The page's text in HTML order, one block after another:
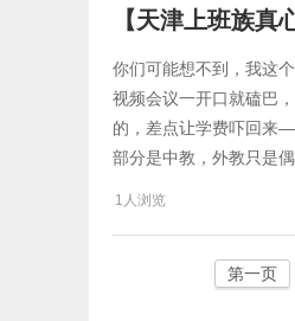
【天津上班族真
你们可能想不到，我这
视频会议一开口就磕巴
的，差点让学费吓回来
部分是中教，外教只是
1人浏览
第一页